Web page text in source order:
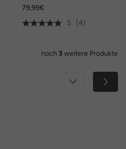
79,99€
5
(4)
noch 3 weitere Produkte